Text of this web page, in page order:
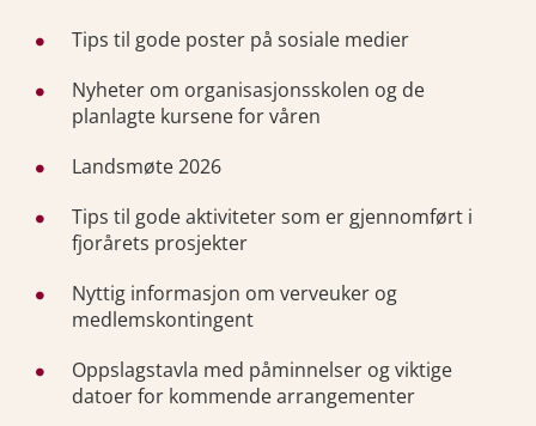
Tips til gode poster på sosiale medier
Nyheter om organisasjonsskolen og de
planlagte kursene for våren
Landsmøte 2026
Tips til gode aktiviteter som er gjennomført i
fjorårets prosjekter
Nyttig informasjon om verveuker og
medlemskontingent
Oppslagstavla med påminnelser og viktige
datoer for kommende arrangementer